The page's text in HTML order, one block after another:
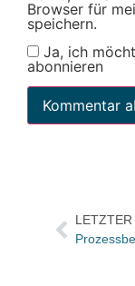
Browser für
speichern.
Ja, ich
abonnieren